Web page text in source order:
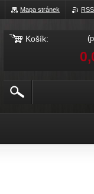
RSS
Mapa stránek
Košík: